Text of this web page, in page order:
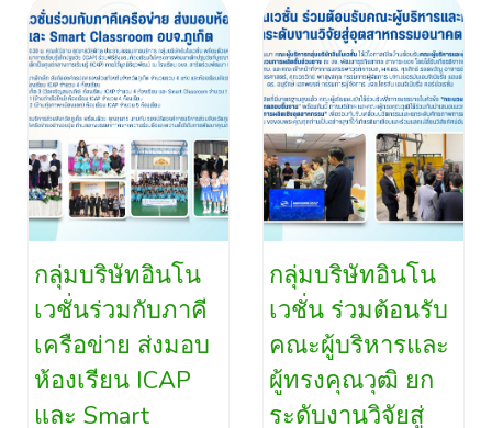
กลุ่มบริษัทอินโน
เวชั่นร่วมกับภาคี
เครือข่าย ส่งมอบ
ห้องเรียน ICAP
และ Smart
กลุ่มบริษัทอินโน
เวชั่น ร่วมต้อนรับ
คณะผู้บริหารและ
ผู้ทรงคุณวุฒิ ยก
ระดับงานวิจัยสู่